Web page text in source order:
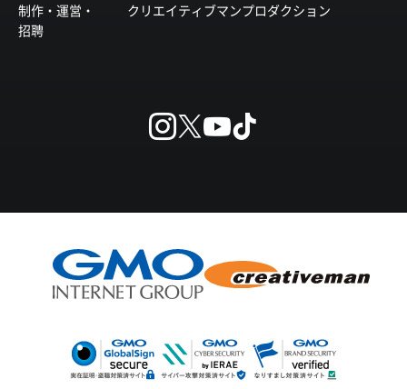
制作・運営・
招聘
クリエイティブマンプロダクション